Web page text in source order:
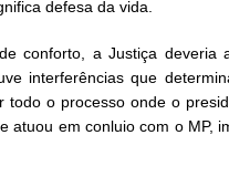
o
k
defesa da vida.
conforto, a Justiça deveria
interferências que
todo o processo onde o
atuou em conluio com o MP,